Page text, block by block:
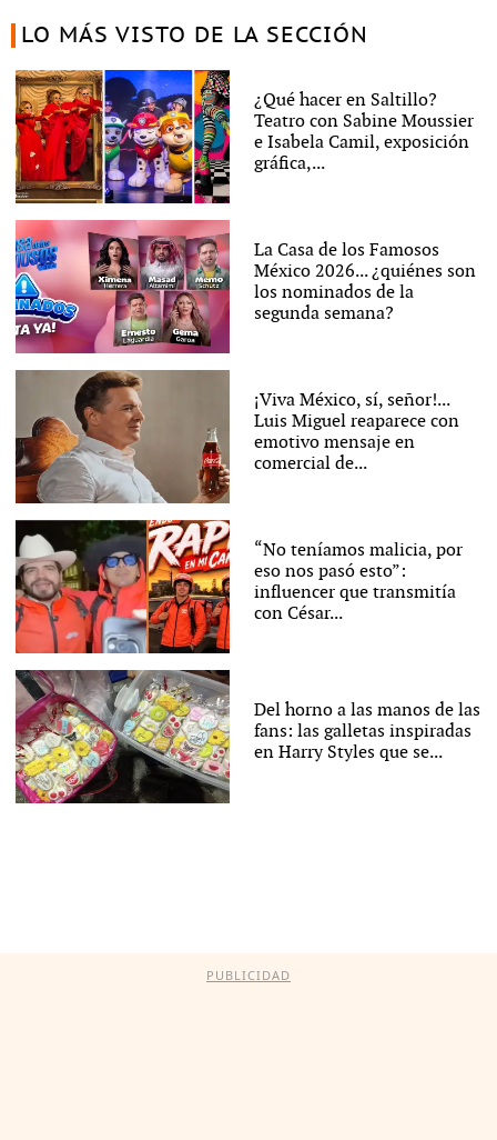
LO MÁS VISTO DE LA SECCIÓN
¿Qué hacer en Saltillo?
Teatro con Sabine Moussier
e Isabela Camil, exposición
gráfica,...
La Casa de los Famosos
México 2026... ¿quiénes son
los nominados de la
segunda semana?
¡Viva México, sí, señor!...
Luis Miguel reaparece con
emotivo mensaje en
comercial de...
“No teníamos malicia, por
eso nos pasó esto”:
influencer que transmitía
con César...
Del horno a las manos de las
fans: las galletas inspiradas
en Harry Styles que se...
PUBLICIDAD